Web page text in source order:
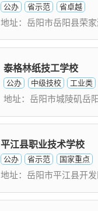
公办 省示范 省卓越
泰格林纸技工学校
公办 中级技校 工业类
地址：岳阳市城陵矶岳
平江县职业技术学校
公办 省示范 国家重点